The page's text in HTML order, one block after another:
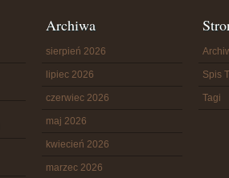
Archiwa
sierpień 2026
lipiec 2026
czerwiec 2026
maj 2026
kwiecień 2026
marzec 2026
Spis
Tagi